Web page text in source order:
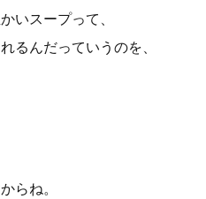
いスープって、
るんだっていうのを、
らね。